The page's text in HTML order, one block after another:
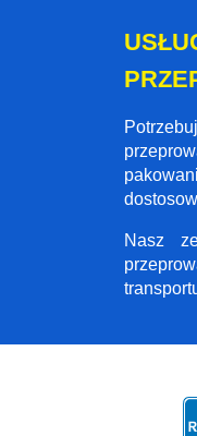
Nasz